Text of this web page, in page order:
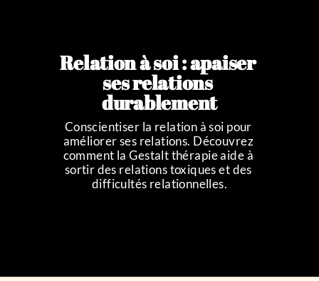
Relation à soi : apaiser
ses relations
durablement
Conscientiser la relation à soi pour
améliorer ses relations. Découvrez
comment la Gestalt thérapie aide à
sortir des relations toxiques et des
difficultés relationnelles.